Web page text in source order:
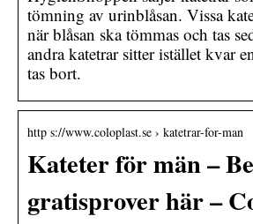
tömning av urinblåsan. Vissa
när blåsan ska tömmas och tas
andra katetrar sitter istället kvar
tas bort.
http s://www.coloplast.se › katetrar-for-man
Kateter för män –
gratisprover här –